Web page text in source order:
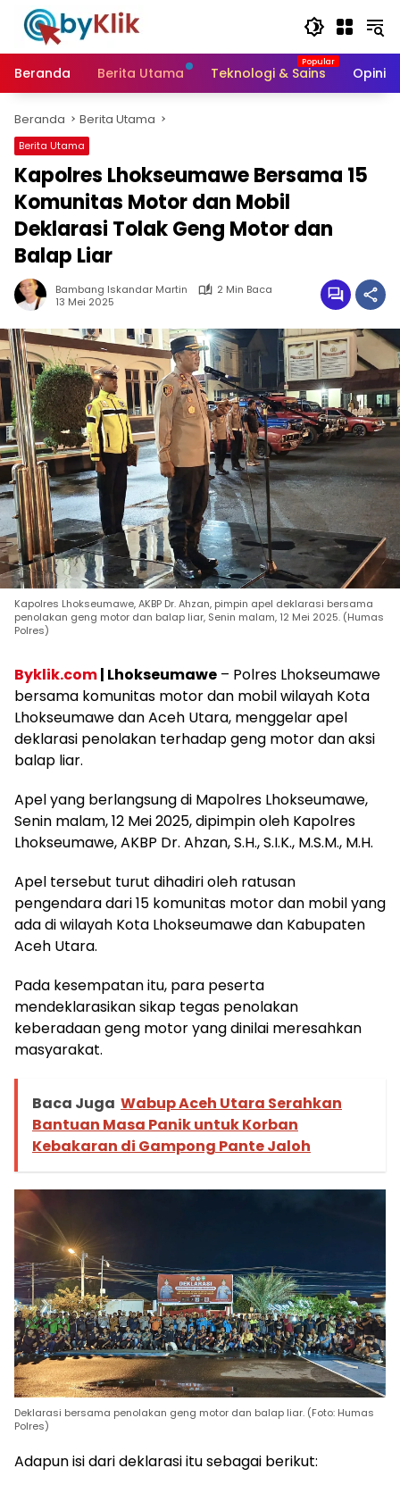
Langsung
konten
Beranda
Berita Utama Teknologi & Sains Opini
Beranda Berita Utama
Berita Utama
Kapolres Lhokseumawe Bersama 15
Komunitas Motor dan Mobil
Deklarasi Tolak Geng Motor dan
Balap Liar
Bambang Iskandar Martin
2 Min Baca
13 Mei 2025
Kapolres Lhokseumawe, AKBP Dr. Ahzan, pimpin apel deklarasi bersama
penolakan geng motor dan balap liar, Senin malam, 12 Mei 2025. (Humas
Polres)
Byklik.com| Lhokseumawe – Polres Lhokseumawe
bersama komunitas motor dan mobil wilayah Kota
Lhokseumawe dan Aceh Utara, menggelar apel
deklarasi penolakan terhadap geng motor dan aksi
balap liar.
Apel yang berlangsung di Mapolres Lhokseumawe,
Senin malam, 12 Mei 2025, dipimpin oleh Kapolres
Lhokseumawe, AKBP Dr. Ahzan, S.H., S.I.K., M.S.M., M.H.
Apel tersebut turut dihadiri oleh ratusan
pengendara dari 15 komunitas motor dan mobil yang
ada di wilayah Kota Lhokseumawe dan Kabupaten
Aceh Utara.
Pada kesempatan itu, para peserta
mendeklarasikan sikap tegas penolakan
keberadaan geng motor yang dinilai meresahkan
masyarakat.
Baca Juga Wabup Aceh Utara Serahkan
Bantuan Masa Panik untuk Korban
Kebakaran di Gampong Pante Jaloh
Deklarasi bersama penolakan geng motor dan balap liar. (Foto: Humas
Polres)
Adapun isi dari deklarasi itu sebagai berikut: